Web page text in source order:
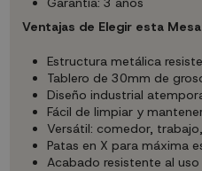
Ventajas de Elegir esta
Estructura metálica
Tablero de 30mm de
Diseño industrial
Fácil de limpiar y
Versátil: comedor,
Patas en X para máxima
Acabado resistente al